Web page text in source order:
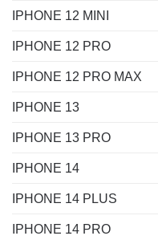
IPHONE 12 MINI
IPHONE 12 PRO
IPHONE 12 PRO MAX
IPHONE 13
IPHONE 13 PRO
IPHONE 14
IPHONE 14 PLUS
IPHONE 14 PRO